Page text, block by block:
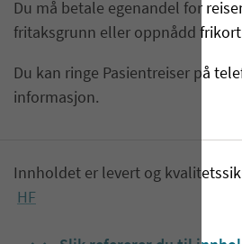
Du må betale egenandel for
fritaksgrunn eller oppnådd
Du kan ringe Pasientreiser på
informasjon.
Innholdet er levert og
HF